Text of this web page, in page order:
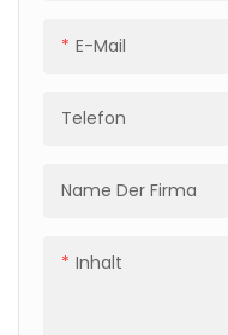
E-Mail
Telefon
Name Der Firma
Inhalt